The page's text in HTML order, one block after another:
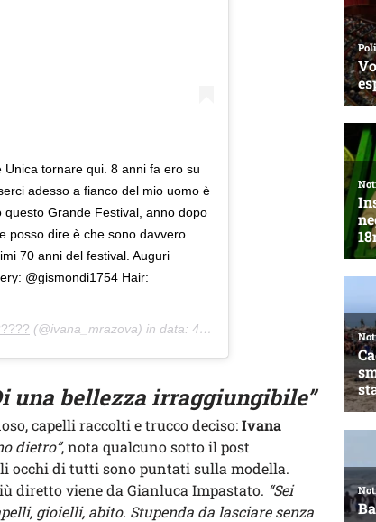
Unica tornare qui. 8 anni fa ero su
adesso a fianco del mio uomo è
Grande Festival, anno dopo
posso dire è che sono davvero
70 anni del festival. Auguri
@gismondi1754 Hair:
(@ivana_mrazova) in data: 4 Feb 2020 alle ore 3:42 PST
una bellezza irraggiungibile”
capelli raccolti e trucco deciso:Ivana
dietro”, nota qualcuno sotto il post
occhi di tutti sono puntati sulla modella.
diretto viene da Gianluca Impastato. “Sei
gioielli, abito. Stupenda da lasciare senza